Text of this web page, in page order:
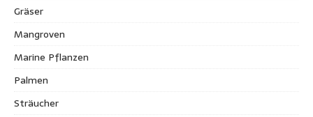
Gräser
Mangroven
Marine Pflanzen
Palmen
Sträucher